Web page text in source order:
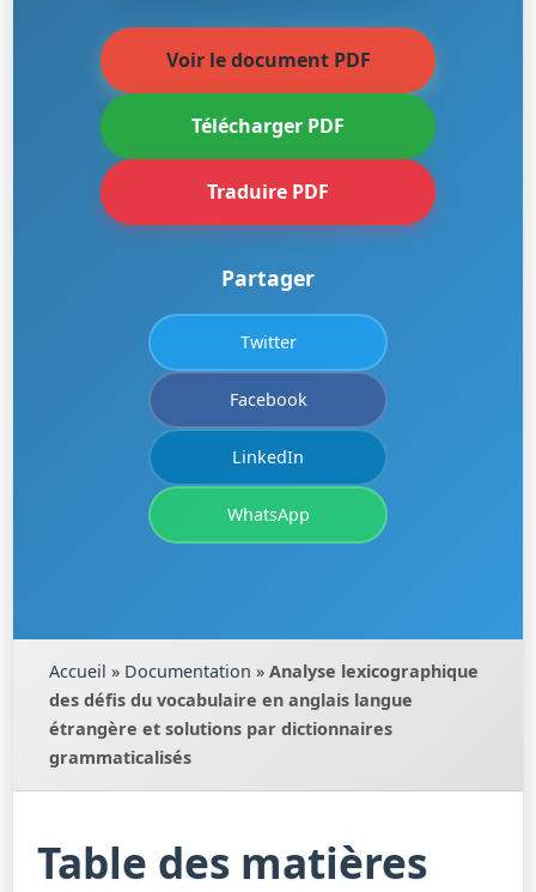
Voir le document PDF
Télécharger PDF
Traduire PDF
Partager
Twitter
Facebook
LinkedIn
WhatsApp
Accueil » Documentation » Analyse lexicographique
des défis du vocabulaire en anglais langue
étrangère et solutions par dictionnaires
grammaticalisés
Table des matières